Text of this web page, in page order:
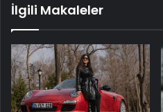
İlgili Makaleler